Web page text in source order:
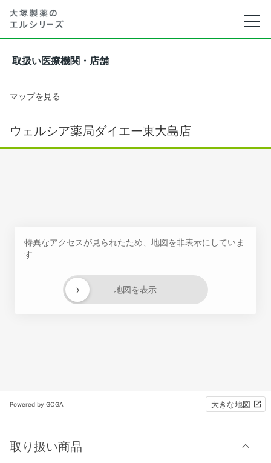
取扱い医療機関・店舗
マップを見る
ウェルシア薬局ダイエー東大島店
特異なアクセスが見られたため、地図を非表示にしていま
す
地図を表示
›
Powered by GOGA 大きな地図
取り扱い商品